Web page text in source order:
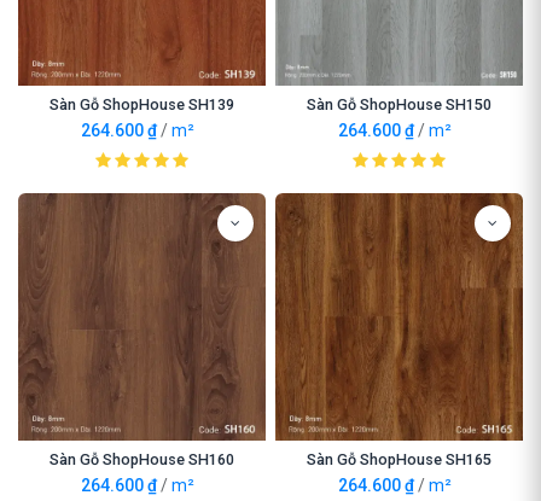
Sàn Gỗ ShopHouse SH139
264.600₫ /m²
Sàn Gỗ ShopHouse SH150
264.600₫ /m²
Sàn Gỗ ShopHouse SH160
264.600₫ /m²
Sàn Gỗ ShopHouse SH165
264.600₫ /m²